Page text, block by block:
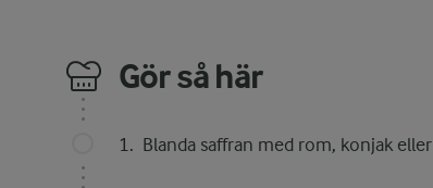
Gör så här
Blanda saffran med rom, konjak